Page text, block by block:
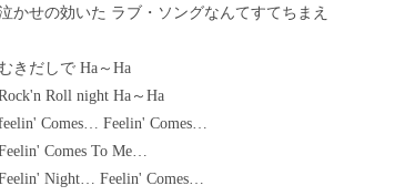
かせの効いた ラブ・ソングなんてすてちまえ
きだしで Ha～Ha
Roll night Ha～Ha
Comes… Feelin' Comes…
Comes To Me…
Night… Feelin' Comes…